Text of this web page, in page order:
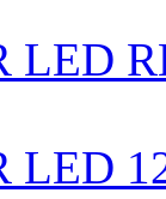
LED
LED